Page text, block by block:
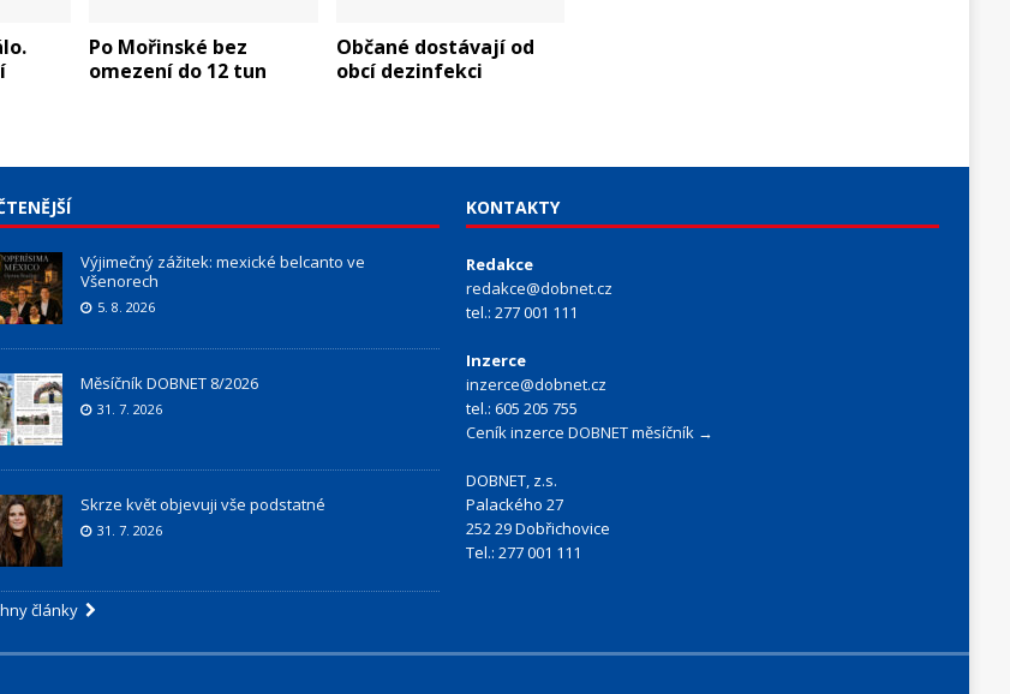
Po Mořinské bez
omezení do 12 tun
Občané dostávají od
obcí dezinfekci
Výjimečný zážitek: mexické belcanto ve
Všenorech
5. 8. 2026
Měsíčník DOBNET 8/2026
31. 7. 2026
Skrze květ objevuji vše podstatné
31. 7. 2026
články
KONTAKTY
Redakce
redakce@dobnet.cz
tel.: 277 001 111
Inzerce
inzerce@dobnet.cz
tel.: 605 205 755
Ceník inzerce DOBNET měsíčník →
DOBNET, z.s.
Palackého 27
252 29 Dobřichovice
Tel.: 277 001 111